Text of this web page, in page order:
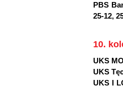
PBS
25-12,
10.
UKS
UKS
UKS I